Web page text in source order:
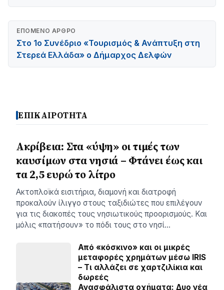
ΕΠΌΜΕΝΟ ΆΡΘΡΟ
Στο 1ο Συνέδριο «Τουρισμός & Ανάπτυξη στη
Στερεά Ελλάδα» ο Δήμαρχος Δελφών
ΕΠΙΚΑΙΡΟΤΗΤΑ
Ακρίβεια: Στα «ύψη» οι τιμές των
καυσίμων στα νησιά – Φτάνει έως και
τα 2,5 ευρώ το λίτρο
Ακτοπλοϊκά εισιτήρια, διαμονή και διατροφή
προκαλούν ίλιγγο στους ταξιδιώτες που επιλέγουν
για τις διακοπές τους νησιωτικούς προορισμούς. Και
μόλις «πατήσουν» το πόδι τους στο νησί…
Από «κόσκινο» και οι μικρές
μεταφορές χρημάτων μέσω IRIS
– Τι αλλάζει σε χαρτζιλίκια και
δωρεές
Ανασφάλιστα οχήματα: Δυο νέα